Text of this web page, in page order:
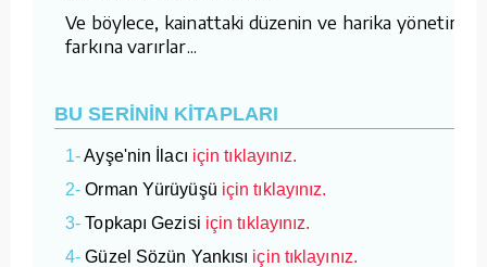
Ve böylece, kainattaki düzenin ve harika yönetimin
farkına varırlar...
BU SERİNİN KİTAPLARI
1-Ayşe'nin İlacı için tıklayınız.
2- Orman Yürüyüşü için tıklayınız.
3- Topkapı Gezisi için tıklayınız.
4- Güzel Sözün Yankısı için tıklayınız.